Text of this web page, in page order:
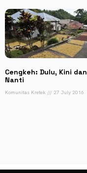
Cengkeh: Dulu, Kini dan
Nanti
Komunitas Kretek 27 July 2016